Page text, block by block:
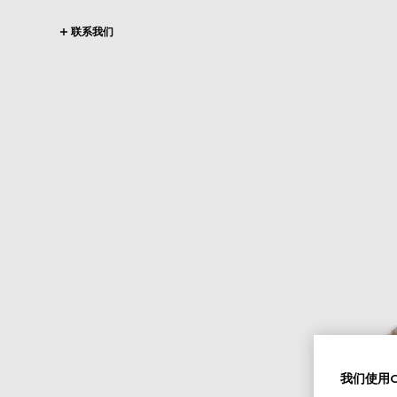
联系我们
我们使用